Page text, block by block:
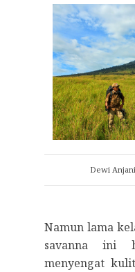
Dewi
Namun lama
savanna ini
menyengat